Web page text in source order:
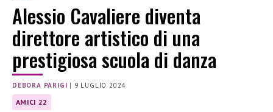
Alessio Cavaliere diventa
direttore artistico di una
prestigiosa scuola di danza
DEBORA PARIGI | 9 LUGLIO 2024
AMICI 22